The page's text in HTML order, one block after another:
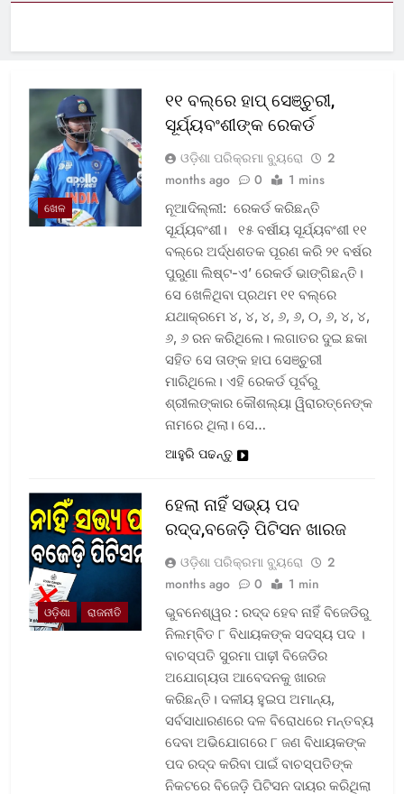
ଖେଳ
୧୧ ବଲ୍‌ରେ ହାପ୍ ସେଞ୍ଚୁରୀ,
ସୂର୍ଯ୍ୟବଂଶୀଙ୍କ ରେକର୍ଡ
ଓଡ଼ିଶା ପରିକ୍ରମା ବ୍ୟୁରୋ
2
months ago
0 1 mins
ନୂଆଦିଲ୍ଲୀ: ରେକର୍ଡ କରିଛନ୍ତି
ସୂର୍ଯ୍ୟବଂଶୀ। ୧୫ ବର୍ଷୀୟ ସୂର୍ଯ୍ୟବଂଶୀ ୧୧
ବଲ୍‌ରେ ଅର୍ଦ୍ଧଶତକ ପୂରଣ କରି ୨୧ ବର୍ଷର
ପୁରୁଣା ଲିଷ୍ଟ-ଏ’ ରେକର୍ଡ ଭାଙ୍ଗିଛନ୍ତି।
ସେ ଖେଳିଥିବା ପ୍ରଥମ ୧୧ ବଲ୍‌ରେ
ଯଥାକ୍ରମେ ୪, ୪, ୪, ୬, ୬, ୦, ୬, ୪, ୪,
୬, ୬ ରନ କରିଥିଲେ। ଲଗାତର ଦୁଇ ଛକା
ସହିତ ସେ ତାଙ୍କ ହାପ ସେଞ୍ଚୁରୀ
ମାରିଥିଲେ। ଏହି ରେକର୍ଡ ପୂର୍ବରୁ
ଶ୍ରୀଲଙ୍କାର କୌଶଲ୍ୟା ୱିରାରତ୍ନେଙ୍କ
ନାମରେ ଥିଲା। ସେ…
ଆହୁରି ପଢନ୍ତୁ
ଓଡ଼ିଶା ରାଜନୀତି
ହେଲା ନାହିଁ ସଭ୍ୟ ପଦ
ରଦ୍ଦ,ବଜେଡ଼ି ପିଟିସନ ଖାରଜ
ଓଡ଼ିଶା ପରିକ୍ରମା ବ୍ୟୁରୋ
2
months ago
0 1 min
ଭୁବନେଶ୍ୱର : ରଦ୍ଦ ହେବ ନାହିଁ ବିଜେଡିରୁ
ନିଲମ୍ବିତ ୮ ବିଧାୟକଙ୍କ ସଦସ୍ୟ ପଦ ।
ବାଚସ୍ପତି ସୁରମା ପାଢ଼ୀ ବିଜେଡିର
ଅଯୋଗ୍ୟତା ଆବେଦନକୁ ଖାରଜ
କରିଛନ୍ତି। ଦଳୀୟ ହୁଇପ ଅମାନ୍ୟ,
ସର୍ବସାଧାରଣରେ ଦଳ ବିରୋଧରେ ମନ୍ତବ୍ୟ
ଦେବା ଅଭିଯୋଗରେ ୮ ଜଣ ବିଧାୟକଙ୍କ
ପଦ ରଦ୍ଦ କରିବା ପାଇଁ ବାଚସ୍ପତିଙ୍କ
ନିକଟରେ ବିଜେଡ଼ି ପିଟିସନ ଦାୟର କରିଥିଲା